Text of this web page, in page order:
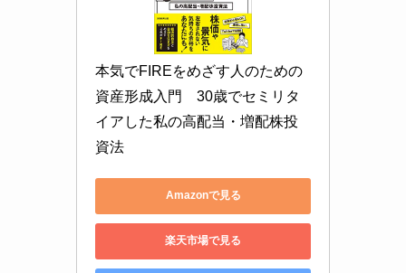
本気でFIREをめざす人のための
資産形成入門　30歳でセミリタ
イアした私の高配当・増配株投
資法
Amazonで見る
楽天市場で見る